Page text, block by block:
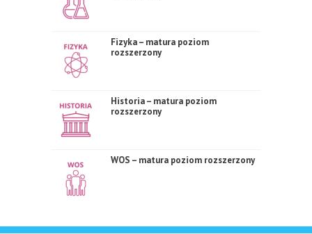
Fizyka – matura poziom
rozszerzony
Historia – matura poziom
rozszerzony
WOS – matura poziom rozszerzony